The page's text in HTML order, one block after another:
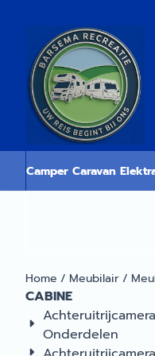
Camper Caravan
Home / Meubilair/
CABINE
Achteruitrijcamera
Onderdelen